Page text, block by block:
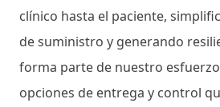
clínico hasta el paciente,
de suministro y generando
forma parte de nuestro
opciones de entrega y control